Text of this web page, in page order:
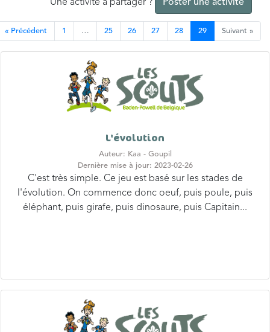
Une activité à partager ? Poster une activité
« Précédent 1 … 25 26 27 28 29 Suivant »
L'évolution
Auteur: Kaa - Goupil
Dernière mise à jour: 2023-02-26
C'est très simple. Ce jeu est basé sur les stades de
l'évolution. On commence donc oeuf, puis poule, puis
éléphant, puis girafe, puis dinosaure, puis Capitain...